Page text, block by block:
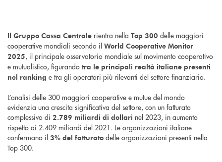
Il Gruppo Cassa Centrale rientra nella Top 300 delle maggiori
cooperative mondiali secondo il World Cooperative Monitor
2025, il principale osservatorio mondiale sul movimento cooperativo
e mutualistico, figurando tra le principali realtà italiane presenti
nel ranking e tra gli operatori più rilevanti del settore finanziario.
L’analisi delle 300 maggiori cooperative e mutue del mondo
evidenzia una crescita significativa del settore, con un fatturato
complessivo di 2.789 miliardi di dollari nel 2023, in aumento
rispetto ai 2.409 miliardi del 2021. Le organizzazioni italiane
confermano il 3% del fatturato delle organizzazioni presenti nella
Top 300.